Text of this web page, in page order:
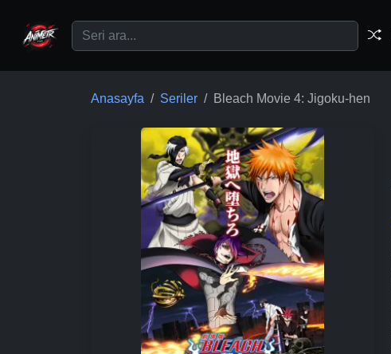
Anasayfa Seriler Bleach Movie 4: Jigoku-hen